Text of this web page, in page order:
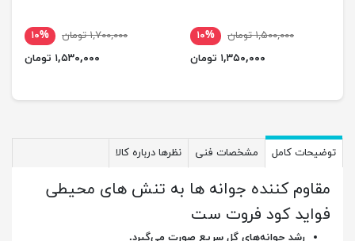
۱,۵۰۰,۰۰۰ تومان
۱۰%
۱,۳۵۰,۰۰۰ تومان
۱,۷۰۰,۰۰۰ تومان
۱۰%
۱,۵۳۰,۰۰۰ تومان
توضیحات کامل مشخصات فنی نظرها درباره کالا
مقاوم کننده جوانه ها به تنش های محیطی
فواید کود فروت ست
رشد جوانه‌های گل سریع صورت می‌گیرد.